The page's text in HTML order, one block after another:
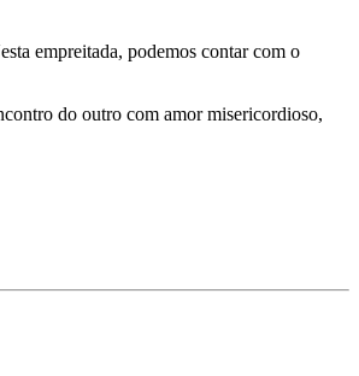
empreitada, podemos contar com o
do outro com amor misericordioso,